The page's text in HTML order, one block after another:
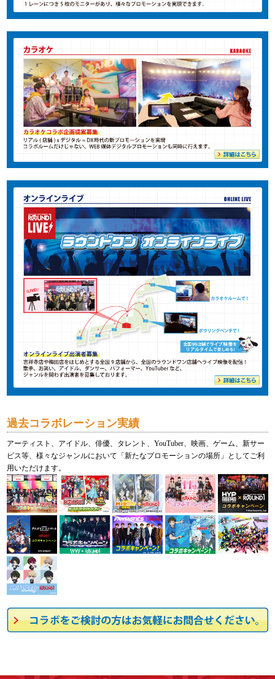
過去コラボレーション実績
アーティスト、アイドル、俳優、タレント、YouTuber、映画、ゲーム、新サー
ビス等、様々なジャンルにおいて「新たなプロモーションの場所」としてご利
用いただけます。